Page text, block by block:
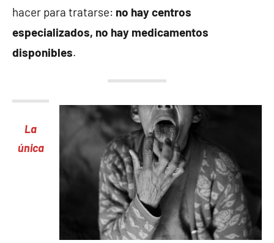
hacer para tratarse: no hay centros
especializados, no hay medicamentos
disponibles.
La
única